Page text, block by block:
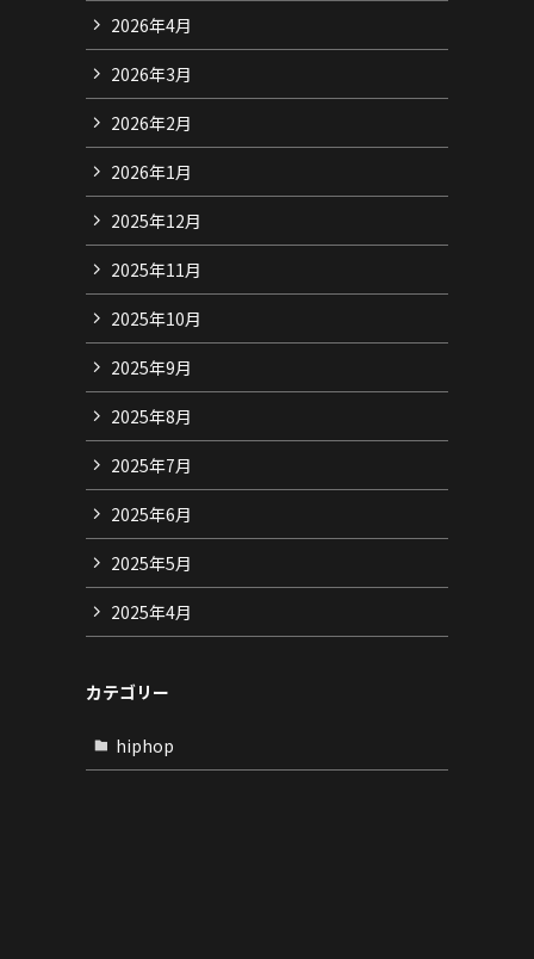
2026年4月
2026年3月
2026年2月
2026年1月
2025年12月
2025年11月
2025年10月
2025年9月
2025年8月
2025年7月
2025年6月
2025年5月
2025年4月
カテゴリー
hiphop